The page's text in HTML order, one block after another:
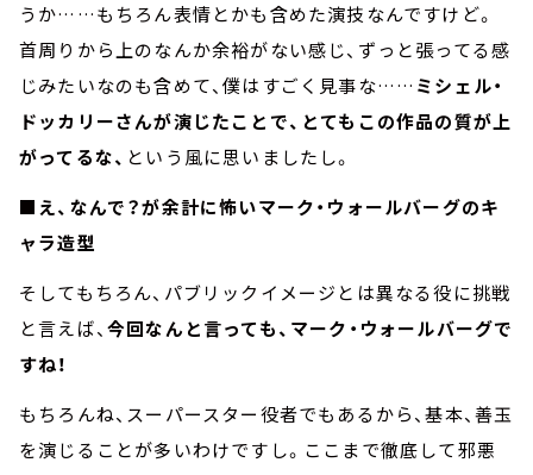
うか……もちろん表情とかも含めた演技なんですけど。
首周りから上のなんか余裕がない感じ、ずっと張ってる感
じみたいなのも含めて、僕はすごく見事な…… ミシェル・
ドッカリーさんが演じたことで、とてもこの作品の質が上
がってるな、 という風に思いましたし。
■え、なんで？が余計に怖いマーク・ウォールバーグのキ
ャラ造型
そしてもちろん、パブリックイメージとは異なる役に挑戦
と言えば、今回なんと言っても、マーク・ウォールバーグで
すね！
もちろんね、スーパースター役者でもあるから、基本、善玉
を演じることが多いわけですし。ここまで徹底して邪悪